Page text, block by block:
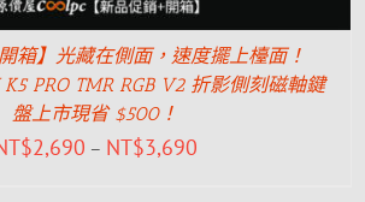
箱】光藏在側面，速度擺上檯面！
K5 PRO TMR RGB V2 折影側刻磁軸鍵
盤上市現省 $500！
2,690 – NT$3,690